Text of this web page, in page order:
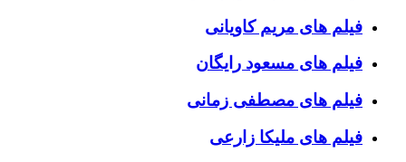
فیلم های مریم کاویانی
فیلم های مسعود رایگان
فیلم های مصطفی زمانی
فیلم های ملیکا زارعی